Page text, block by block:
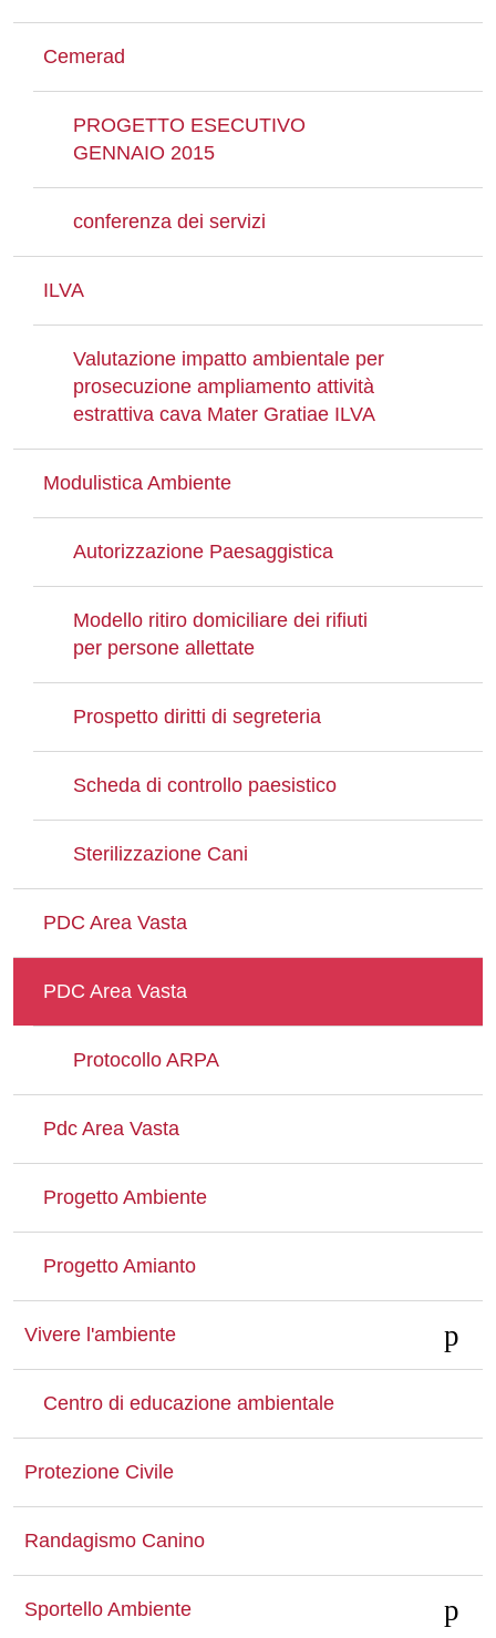
Cemerad
PROGETTO ESECUTIVO
GENNAIO 2015
conferenza dei servizi
ILVA
Valutazione impatto ambientale per
prosecuzione ampliamento attività
estrattiva cava Mater Gratiae ILVA
Modulistica Ambiente
Autorizzazione Paesaggistica
Modello ritiro domiciliare dei rifiuti
per persone allettate
Prospetto diritti di segreteria
Scheda di controllo paesistico
Sterilizzazione Cani
PDC Area Vasta
PDC Area Vasta
Protocollo ARPA
Pdc Area Vasta
Progetto Ambiente
Progetto Amianto
Vivere l'ambiente
Centro di educazione ambientale
Protezione Civile
Randagismo Canino
Sportello Ambiente